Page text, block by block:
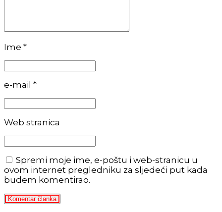
Ime *
e-mail *
Web stranica
Spremi moje ime, e-poštu i web-stranicu u
ovom internet pregledniku za sljedeći put kada
budem komentirao.
Komentar članka